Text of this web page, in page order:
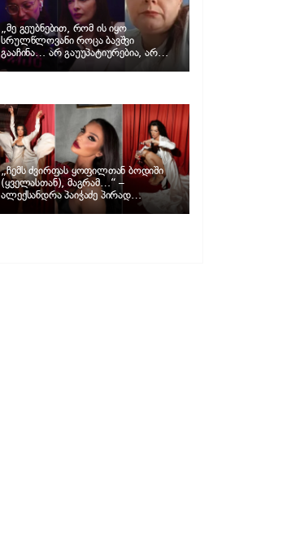
„მე გეუბნებით, რომ ის იყო
სრულწლოვანი როცა ბავშვი
გააჩინა… არ გაუუპატიურებია, არ
უძალადია და მსგავსი რამ არ
ვიბლიანის საქმეზე
„ჩემს ძვირფას ყოფილთან ბოდიში
(ყველასთან), მაგრამ…“ –
ალექსანდრა პაიჭაძე პირად